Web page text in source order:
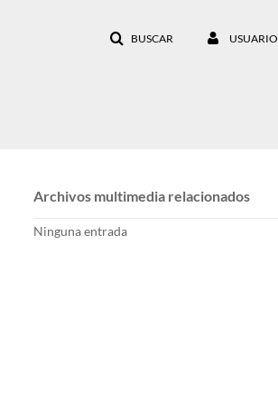
BUSCAR USUARIO
Archivos multimedia relacionados
Ninguna entrada